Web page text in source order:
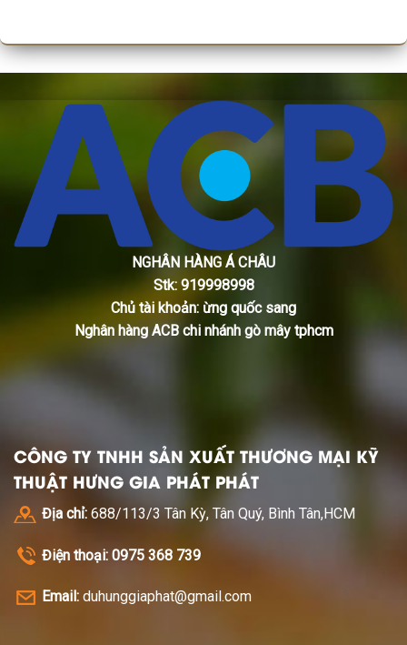
NGHÂN HÀNG Á CHÂU
Stk: 919998998
Chủ tài khoản: ừng quốc sang
Nghân hàng ACB chi nhánh gò mây tphcm
CÔNG TY TNHH SẢN XUẤT THƯƠNG MẠI KỸ
THUẬT HƯNG GIA PHÁT PHÁT
Địa chỉ: 688/113/3 Tân Kỳ, Tân Quý, Bình Tân,HCM
Điện thoại: 0975 368 739
Email: duhunggiaphat@gmail.com